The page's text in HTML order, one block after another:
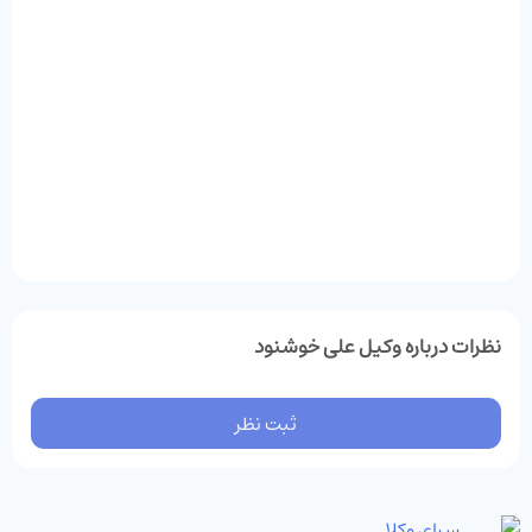
نظرات درباره وکیل علی خوشنود
ثبت نظر